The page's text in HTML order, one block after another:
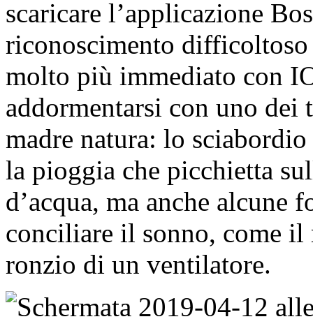
scaricare l’applicazione
riconoscimento
molto più immediato con
addormentarsi con uno
madre natura: lo
la pioggia che picchietta
d’acqua, ma anche
conciliare il sonno, come
ronzio di un ventilatore.